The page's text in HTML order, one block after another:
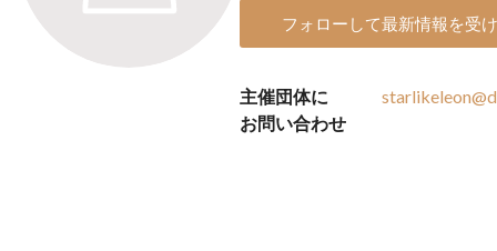
フォローして最新情報を受
主催団体に
お問い合わせ